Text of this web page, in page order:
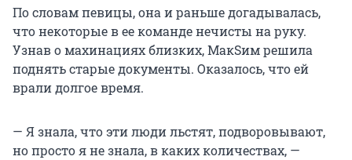
По словам певицы, она и раньше догадывалась,
что некоторые в ее команде нечисты на руку.
Узнав о махинациях близких, МакSим решила
поднять старые документы. Оказалось, что ей
врали долгое время.
— Я знала, что эти люди льстят, подворовывают,
но просто я не знала, в каких количествах, —